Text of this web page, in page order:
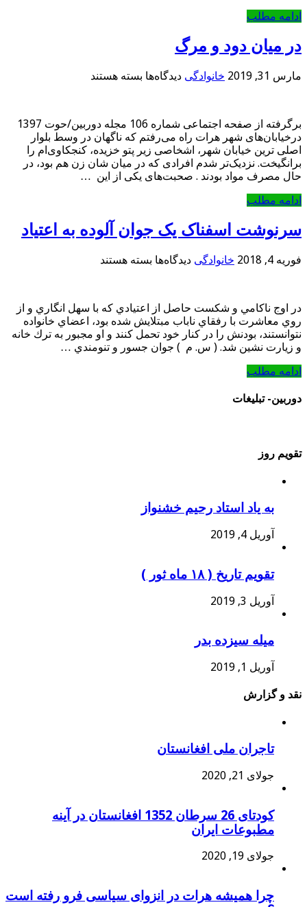
ادامه مطلب
در میان دود و مرگ
مارس 31, 2019 خانوادگی دیدگاه‌ها برای
و
مرگ
بسته هستند
برگرفته از صفحه اجتماعی شماره 106 مجله دوربین/حوت 1397
درخیابان‌های شهر هرات راه می‌رفتم که ناگهان در وسط بلوار
اصلی ترین خیابان شهر، اشخاصی زیر پتو خزیده، کنجکاوی‌ام را
برانگیخت. نزدیک‌تر شدم افرادی که در میان شان زن هم بود، در
حال مصرف مواد بودند . صحبت‌های یکی از این …
ادامه مطلب
سرنوشت اسفناک یک جوان آلوده به اعتیاد
فوریه 4, 2018 خانوادگی دیدگاه‌ها برای
جوان
آلوده
به
اعتیاد
بسته هستند
در اوج ناكامي و شكست حاصل از اعتيادي كه با سهل انگاري و از
روي معاشرت با رفقاي ناباب مبتلايش شده بود، اعضاي خانواده
نتوانستند، بودنش را در كنار خود تحمل كنند و او مجبور به ترك خانه
و زيارت نشين شد. ( س. م ) جوان جسور و تنومندي …
ادامه مطلب
دوربین- تبلیغات
تقویم روز
به یاد استاد رحیم خشنواز
آوریل 4, 2019
تقویم تاریخ ( ۱۸ ماه ثور )
آوریل 3, 2019
میله سیزده بدر
آوریل 1, 2019
نقد و گزارش
تاجران ملی افغانستان
جولای 21, 2020
کودتای 26 سرطان 1352 افغانستان در آینه
مطبوعات ایران
جولای 19, 2020
چرا همیشه هرات در انزوای سیاسی فرو رفته است